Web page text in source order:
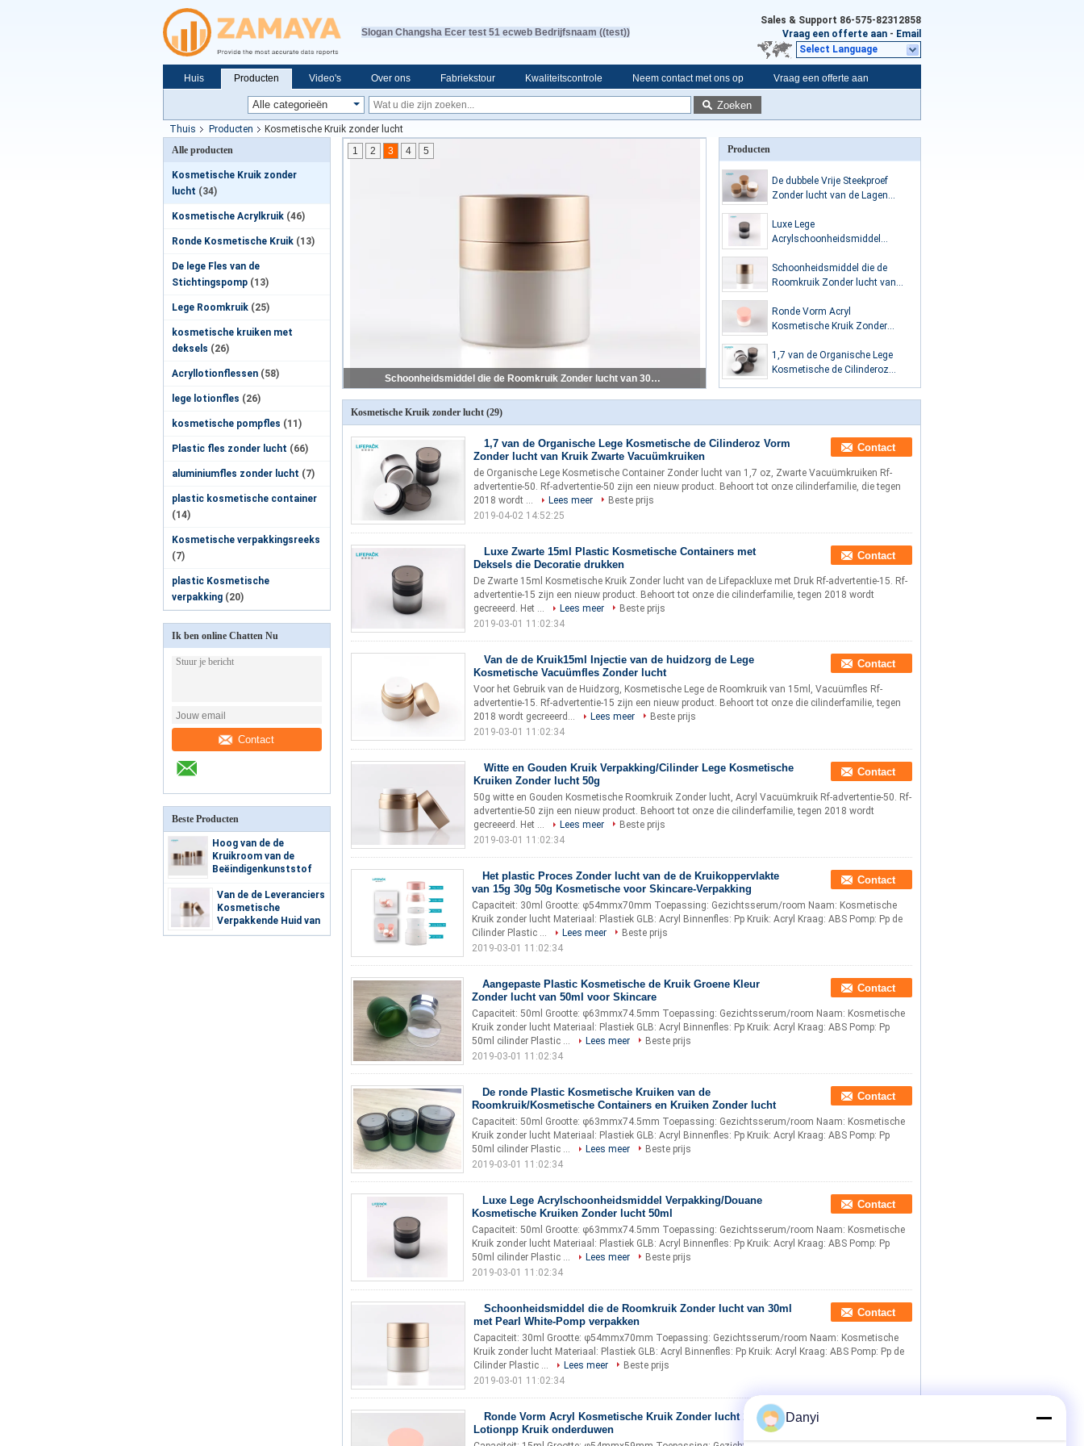
Slogan Changsha Ecer test 51 ecweb Bedrijfsnaam ((test))
Sales & Support 86-575-82312858
Vraag een offerte aan - Email
Select Language
Huis Producten Video's Over ons Fabriekstour Kwaliteitscontrole Neem contact met ons op Vraag een offerte aan
Zoeken
Thuis Producten
Kosmetische Kruik zonder lucht
Alle producten
Kosmetische Kruik zonder
lucht (34)
Kosmetische Acrylkruik (46)
Ronde Kosmetische Kruik (13)
De lege Fles van de
Stichtingspomp (13)
Lege Roomkruik (25)
kosmetische kruiken met
deksels (26)
Acryllotionflessen (58)
lege lotionfles (26)
kosmetische pompfles (11)
Plastic fles zonder lucht (66)
aluminiumfles zonder lucht (7)
plastic kosmetische container
(14)
Kosmetische verpakkingsreeks
(7)
plastic Kosmetische
verpakking (20)
Ik ben online Chatten Nu
Contact
Beste Producten
Hoog van de de
Kruikroom van de
Beëindigenkunststof
Kosmetisch Vacuüm de
Pompschoonheidsmiddel
Zonder lucht
Van de de Leveranciers
Kosmetische
Verpakkende Huid van
China van de de
Ronde Vorm Acryl Kosmetische Kruik Zonder lucht 15g die Lotionpp Kruik onderduwen
1 2 3 4 5 Producten
De dubbele Vrije Steekproef
Zonder lucht van de Lagen
30g 50g
Luxe Lege
Acrylschoonheidsmiddel
Kosmetische Kruiken Zonder
lucht 50ml
Schoonheidsmiddel die de
Roomkruik Zonder lucht van
verpakken
Ronde Vorm Acryl
Kosmetische Kruik Zonder
onderduwen
1,7 van de Organische Lege
Kosmetische de Cilinderoz
Zwarte Vacuümkruiken
Kosmetische Kruik zonder lucht (29)
1,7 van de Organische Lege Kosmetische de Cilinderoz Vorm
Zonder lucht van Kruik Zwarte Vacuümkruiken
Contact
de Organische Lege Kosmetische Container Zonder lucht van 1,7 oz, Zwarte Vacuümkruiken Rf-
advertentie-50. Rf-advertentie-50 zijn een nieuw product. Behoort tot onze cilinderfamilie, die tegen
2018 wordt ...
Lees meer
Beste prijs
2019-04-02 14:52:25
Luxe Zwarte 15ml Plastic Kosmetische Containers met
Deksels die Decoratie drukken
Contact
De Zwarte 15ml Kosmetische Kruik Zonder lucht van de Lifepackluxe met Druk Rf-advertentie-15. Rf-
advertentie-15 zijn een nieuw product. Behoort tot onze die cilinderfamilie, tegen 2018 wordt
gecreeerd. Het ...
Lees meer
Beste prijs
2019-03-01 11:02:34
Van de de Kruik15ml Injectie van de huidzorg de Lege
Kosmetische Vacuümfles Zonder lucht
Contact
Voor het Gebruik van de Huidzorg, Kosmetische Lege de Roomkruik van 15ml, Vacuümfles Rf-
advertentie-15. Rf-advertentie-15 zijn een nieuw product. Behoort tot onze die cilinderfamilie, tegen
2018 wordt gecreeerd...
Lees meer
Beste prijs
2019-03-01 11:02:34
Witte en Gouden Kruik Verpakking/Cilinder Lege Kosmetische
Kruiken Zonder lucht 50g
Contact
50g witte en Gouden Kosmetische Roomkruik Zonder lucht, Acryl Vacuümkruik Rf-advertentie-50. Rf-
advertentie-50 zijn een nieuw product. Behoort tot onze die cilinderfamilie, tegen 2018 wordt
gecreeerd. Het ...
Lees meer
Beste prijs
2019-03-01 11:02:34
Het plastic Proces Zonder lucht van de de Kruikoppervlakte
van 15g 30g 50g Kosmetische voor Skincare-Verpakking
Contact
Capaciteit: 30ml Grootte: φ54mmx70mm Toepassing: Gezichtsserum/room Naam: Kosmetische
Kruik zonder lucht Materiaal: Plastiek GLB: Acryl Binnenfles: Pp Kruik: Acryl Kraag: ABS Pomp: Pp de
Cilinder Plastic ...
Lees meer
Beste prijs
2019-03-01 11:02:34
Aangepaste Plastic Kosmetische de Kruik Groene Kleur
Zonder lucht van 50ml voor Skincare
Contact
Capaciteit: 50ml Grootte: φ63mmx74.5mm Toepassing: Gezichtsserum/room Naam: Kosmetische
Kruik zonder lucht Materiaal: Plastiek GLB: Acryl Binnenfles: Pp Kruik: Acryl Kraag: ABS Pomp: Pp
50ml cilinder Plastic ...
Lees meer
Beste prijs
2019-03-01 11:02:34
De ronde Plastic Kosmetische Kruiken van de
Roomkruik/Kosmetische Containers en Kruiken Zonder lucht
Contact
Capaciteit: 50ml Grootte: φ63mmx74.5mm Toepassing: Gezichtsserum/room Naam: Kosmetische
Kruik zonder lucht Materiaal: Plastiek GLB: Acryl Binnenfles: Pp Kruik: Acryl Kraag: ABS Pomp: Pp
50ml cilinder Plastic ...
Lees meer
Beste prijs
2019-03-01 11:02:34
Luxe Lege Acrylschoonheidsmiddel Verpakking/Douane
Kosmetische Kruiken Zonder lucht 50ml
Contact
Capaciteit: 50ml Grootte: φ63mmx74.5mm Toepassing: Gezichtsserum/room Naam: Kosmetische
Kruik zonder lucht Materiaal: Plastiek GLB: Acryl Binnenfles: Pp Kruik: Acryl Kraag: ABS Pomp: Pp
50ml cilinder Plastic ...
Lees meer
Beste prijs
2019-03-01 11:02:34
Schoonheidsmiddel die de Roomkruik Zonder lucht van 30ml
met Pearl White-Pomp verpakken
Contact
Capaciteit: 30ml Grootte: φ54mmx70mm Toepassing: Gezichtsserum/room Naam: Kosmetische
Kruik zonder lucht Materiaal: Plastiek GLB: Acryl Binnenfles: Pp Kruik: Acryl Kraag: ABS Pomp: Pp de
Cilinder Plastic ...
Lees meer
Beste prijs
2019-03-01 11:02:34
Ronde Vorm Acryl Kosmetische Kruik Zonder lucht 15g die
Lotionpp Kruik onderduwen
Danyi